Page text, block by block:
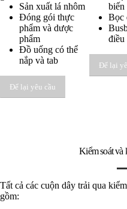
Sản xuất lá nhôm
Đóng gói thực
phẩm và dược
phẩm
Đồ uống có thể
nắp và tab
Để lại yêu cầu
biến
Bọc
điều
Để lại
Kiểm soát và
Tất cả các cuộn dây trải qua
gồm: